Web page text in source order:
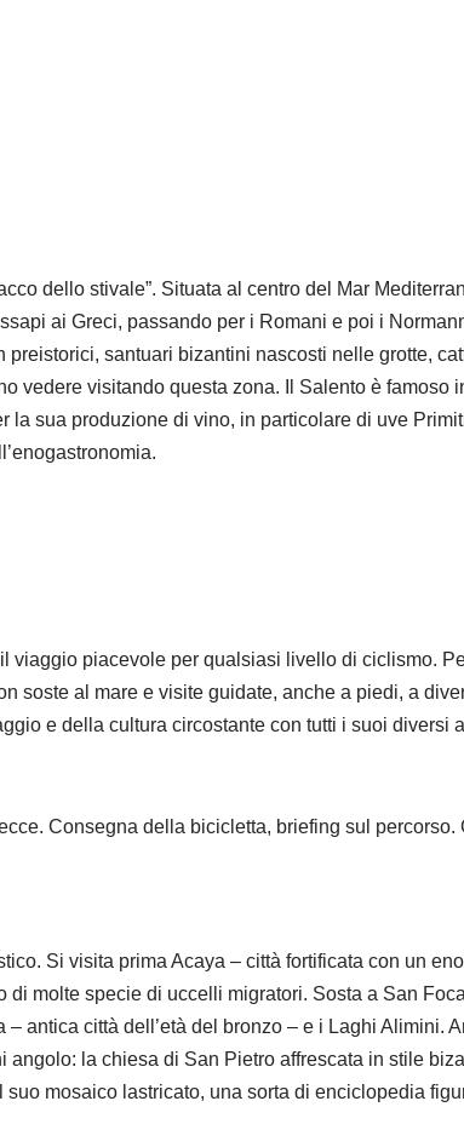
dello stivale”. Situata al centro del Mar
ai Greci, passando per i Romani e poi i
santuari bizantini nascosti nelle grotte,
visitando questa zona. Il Salento è famoso
la sua produzione di vino, in particolare di uve
viaggio piacevole per qualsiasi livello di ciclismo.
soste al mare e visite guidate, anche a piedi, a
e della cultura circostante con tutti i suoi diversi
Consegna della bicicletta, briefing sul percorso.
Si visita prima Acaya – città fortificata con un
di molte specie di uccelli migratori. Sosta a San
antica città dell’età del bronzo – e i Laghi Alimini.
la chiesa di San Pietro affrescata in stile
mosaico lastricato, una sorta di enciclopedia